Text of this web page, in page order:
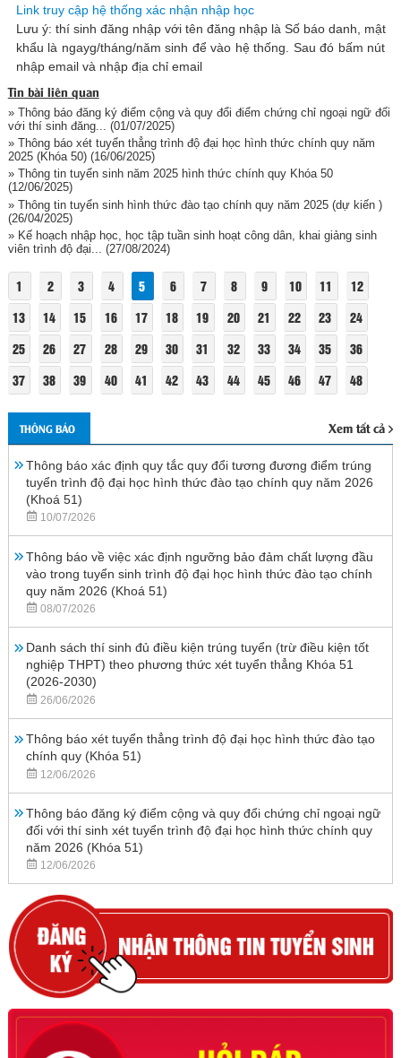
Link truy cập hệ thống xác nhận nhập học
Lưu ý: thí sinh đăng nhập với tên đăng nhập là Số báo danh, mật
khẩu là ngayg/tháng/năm sinh để vào hệ thống. Sau đó bấm nút
nhập email và nhập địa chỉ email
Tin bài liên quan
» Thông báo đăng ký điểm cộng và quy đổi điểm chứng chỉ ngoại ngữ đối
với thí sinh đăng...
(01/07/2025)
» Thông báo xét tuyển thẳng trình độ đại học hình thức chính quy năm
2025 (Khóa 50)(16/06/2025)
» Thông tin tuyển sinh năm 2025 hình thức chính quy Khóa 50
(12/06/2025)
» Thông tin tuyển sinh hình thức đào tạo chính quy năm 2025 (dự kiến )
(26/04/2025)
» Kế hoạch nhập học, học tập tuần sinh hoạt công dân, khai giảng sinh
viên trình độ đại... (27/08/2024)
1 2 3 4 5 6 7 8 9 10 11
12
13
14 15 16 17 18 19 20 21 22 23
24
25
26 27 28 29 30 31 32 33 34 35
36
37
38 39 40 41 42 43 44 45 46 47 48
THÔNG BÁO Xem tất cả
Thông báo xác định quy tắc quy đổi tương đương điểm trúng
tuyển trình độ đại học hình thức đào tạo chính quy năm 2026
(Khoá 51)
10/07/2026
Thông báo về việc xác định ngưỡng bảo đảm chất lượng đầu
vào trong tuyển sinh trình độ đại học hình thức đào tạo chính
quy năm 2026 (Khoá 51)
08/07/2026
Danh sách thí sinh đủ điều kiện trúng tuyển (trừ điều kiện tốt
nghiệp THPT) theo phương thức xét tuyển thẳng Khóa 51
(2026-2030)
26/06/2026
Thông báo xét tuyển thẳng trình độ đại học hình thức đào tạo
chính quy (Khóa 51)
12/06/2026
Thông báo đăng ký điểm cộng và quy đổi chứng chỉ ngoại ngữ
đối với thí sinh xét tuyển trình độ đại học hình thức chính quy
năm 2026 (Khóa 51)
12/06/2026